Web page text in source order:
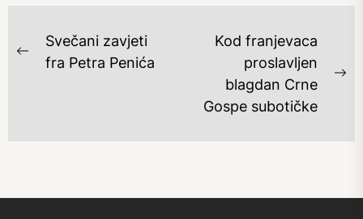
NAVIGACIJA
OBJAVA
Previous
Svečani zavjeti
fra Petra Penića
Kod franjevaca
proslavljen
blagdan Crne
Gospe subotičke